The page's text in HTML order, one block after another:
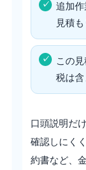
追加
見積
この
税は含
口頭説明だ
確認しにく
約書など、